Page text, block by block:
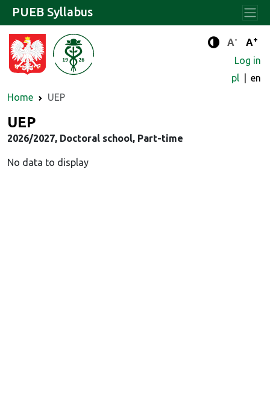
Enhanced
A- A+
Log in
pl
en
Home
UEP
PUEB Syllabus
UEP
2026/2027, Doctoral school, Part-time
No data to display